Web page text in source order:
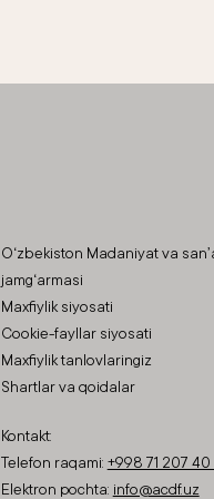
O‘zbekiston Madaniyat va
jamg‘armasi
Maxfiylik siyosati
Cookie-fayllar siyosati
Maxfiylik tanlovlaringiz
Shartlar va qoidalar
Kontakt:
Telefon raqami: +998 71 207
Elektron pochta: info@acdf.uz